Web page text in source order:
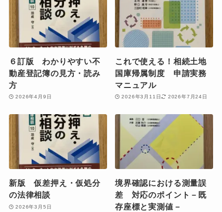
６訂版 わかりやすい不
動産登記簿の見方・読み
方
2026年4月9日
これで使える！相続土地
国庫帰属制度 申請実務
マニュアル
2026年3月11日 2026年7月24日
新版 仮差押え・仮処分
の法律相談
2026年3月5日
境界確認における測量誤
差 対応のポイント－既
存座標と実測値－